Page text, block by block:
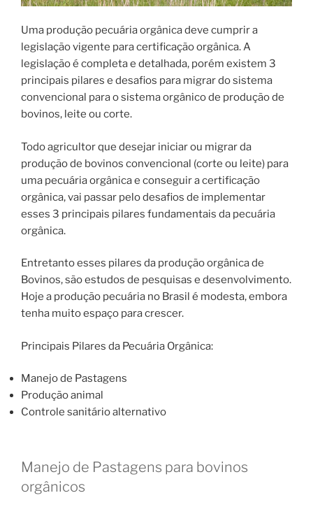
Uma produção pecuária orgânica deve cumprir a
legislação vigente para certificação orgânica. A
legislação é completa e detalhada, porém existem 3
principais pilares e desafios para migrar do sistema
convencional para o sistema orgânico de produção de
bovinos, leite ou corte.
Todo agricultor que desejar iniciar ou migrar da
produção de bovinos convencional (corte ou leite) para
uma pecuária orgânica e conseguir a certificação
orgânica, vai passar pelo desafios de implementar
esses 3 principais pilares fundamentais da pecuária
orgânica.
Entretanto esses pilares da produção orgânica de
Bovinos, são estudos de pesquisas e desenvolvimento.
Hoje a produção pecuária no Brasil é modesta, embora
tenha muito espaço para crescer.
Principais Pilares da Pecuária Orgânica:
Manejo de Pastagens
Produção animal
Controle sanitário alternativo
Manejo de Pastagens para bovinos
orgânicos